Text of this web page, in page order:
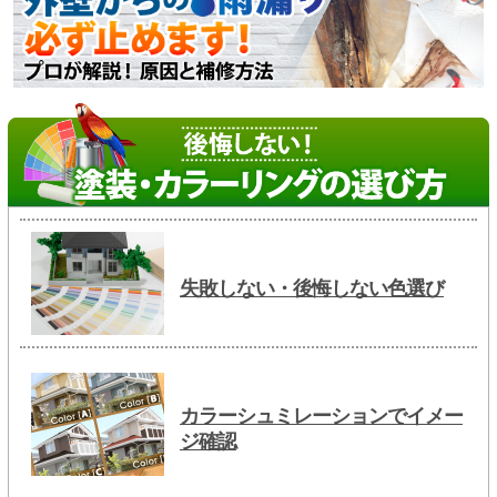
失敗しない・後悔しない色選び
カラーシュミレーションでイメー
ジ確認